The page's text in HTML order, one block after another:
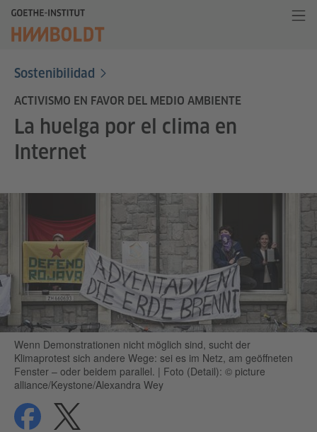
Sostenibilidad
ACTIVISMO EN FAVOR DEL MEDIO AMBIENTE
La huelga por el clima en
Internet
Wenn Demonstrationen nicht möglich sind, sucht der
Klimaprotest sich andere Wege: sei es im Netz, am geöffneten
Fenster – oder beidem parallel. | Foto (Detail): © picture
alliance/Keystone/Alexandra Wey
compartircompartir